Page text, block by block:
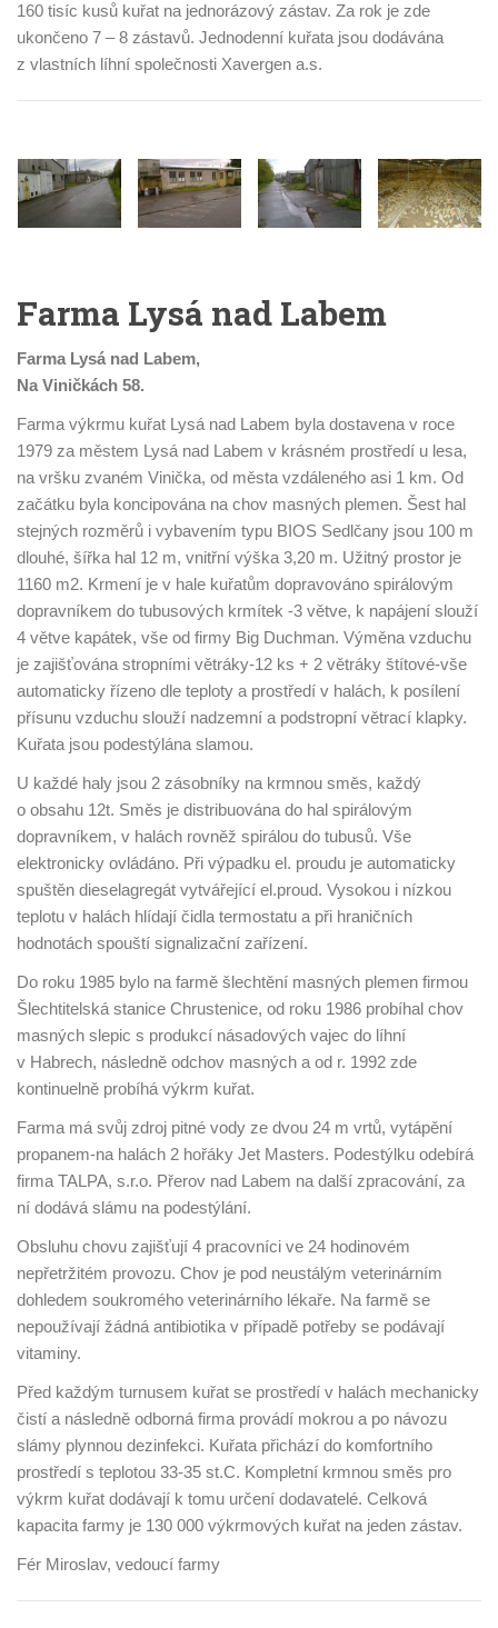
160 tisíc kusů kuřat na jednorázový zástav. Za rok je zde
ukončeno 7 – 8 zástavů. Jednodenní kuřata jsou dodávána
z vlastních líhní společnosti Xavergen a.s.
Farma Lysá nad Labem
Farma Lysá nad Labem,
Na Viničkách 58.
Farma výkrmu kuřat Lysá nad Labem byla dostavena v roce
1979 za městem Lysá nad Labem v krásném prostředí u lesa,
na vršku zvaném Vinička, od města vzdáleného asi 1 km. Od
začátku byla koncipována na chov masných plemen. Šest hal
stejných rozměrů i vybavením typu BIOS Sedlčany jsou 100 m
dlouhé, šířka hal 12 m, vnitřní výška 3,20 m. Užitný prostor je
1160 m2. Krmení je v hale kuřatům dopravováno spirálovým
dopravníkem do tubusových krmítek -3 větve, k napájení slouží
4 větve kapátek, vše od firmy Big Duchman. Výměna vzduchu
je zajišťována stropními větráky-12 ks + 2 větráky štítové-vše
automaticky řízeno dle teploty a prostředí v halách, k posílení
přísunu vzduchu slouží nadzemní a podstropní větrací klapky.
Kuřata jsou podestýlána slamou.
U každé haly jsou 2 zásobníky na krmnou směs, každý
o obsahu 12t. Směs je distribuována do hal spirálovým
dopravníkem, v halách rovněž spirálou do tubusů. Vše
elektronicky ovládáno. Při výpadku el. proudu je automaticky
spuštěn dieselagregát vytvářející el.proud. Vysokou i nízkou
teplotu v halách hlídají čidla termostatu a při hraničních
hodnotách spouští signalizační zařízení.
Do roku 1985 bylo na farmě šlechtění masných plemen firmou
Šlechtitelská stanice Chrustenice, od roku 1986 probíhal chov
masných slepic s produkcí násadových vajec do líhní
v Habrech, následně odchov masných a od r. 1992 zde
kontinuelně probíhá výkrm kuřat.
Farma má svůj zdroj pitné vody ze dvou 24 m vrtů, vytápění
propanem-na halách 2 hořáky Jet Masters. Podestýlku odebírá
firma TALPA, s.r.o. Přerov nad Labem na další zpracování, za
ní dodává slámu na podestýlání.
Obsluhu chovu zajišťují 4 pracovníci ve 24 hodinovém
nepřetržitém provozu. Chov je pod neustálým veterinárním
dohledem soukromého veterinárního lékaře. Na farmě se
nepoužívají žádná antibiotika v případě potřeby se podávají
vitaminy.
Před každým turnusem kuřat se prostředí v halách mechanicky
čistí a následně odborná firma provádí mokrou a po návozu
slámy plynnou dezinfekci. Kuřata přichází do komfortního
prostředí s teplotou 33-35 st.C. Kompletní krmnou směs pro
výkrm kuřat dodávají k tomu určení dodavatelé. Celková
kapacita farmy je 130 000 výkrmových kuřat na jeden zástav.
Fér Miroslav, vedoucí farmy